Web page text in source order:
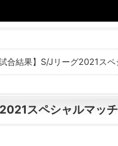
合結果】S/Jリーグ2021ス
スペシャルマッ